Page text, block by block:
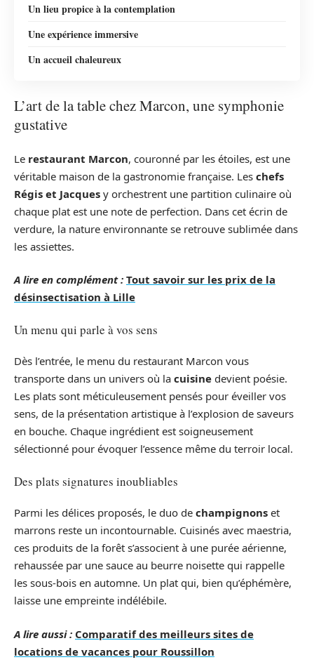
Un lieu propice à la contemplation
Une expérience immersive
Un accueil chaleureux
L’art de la table chez Marcon, une symphonie
gustative
Le restaurant Marcon, couronné par les étoiles, est une
véritable maison de la gastronomie française. Les chefs
Régis et Jacques y orchestrent une partition culinaire où
chaque plat est une note de perfection. Dans cet écrin de
verdure, la nature environnante se retrouve sublimée dans
les assiettes.
A lire en complément : Tout savoir sur les prix de la
désinsectisation à Lille
Un menu qui parle à vos sens
Dès l’entrée, le menu du restaurant Marcon vous
transporte dans un univers où la cuisine devient poésie.
Les plats sont méticuleusement pensés pour éveiller vos
sens, de la présentation artistique à l’explosion de saveurs
en bouche. Chaque ingrédient est soigneusement
sélectionné pour évoquer l’essence même du terroir local.
Des plats signatures inoubliables
Parmi les délices proposés, le duo de champignons et
marrons reste un incontournable. Cuisinés avec maestria,
ces produits de la forêt s’associent à une purée aérienne,
rehaussée par une sauce au beurre noisette qui rappelle
les sous-bois en automne. Un plat qui, bien qu’éphémère,
laisse une empreinte indélébile.
A lire aussi : Comparatif des meilleurs sites de
locations de vacances pour Roussillon